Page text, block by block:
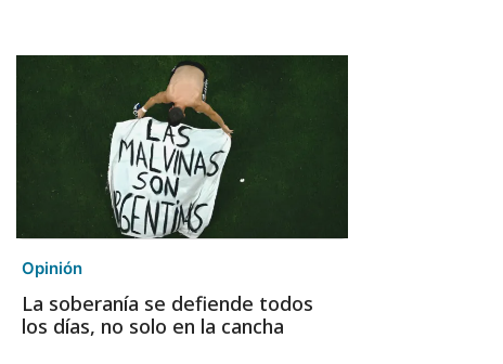
Opinión
La soberanía se defiende todos
los días, no solo en la cancha